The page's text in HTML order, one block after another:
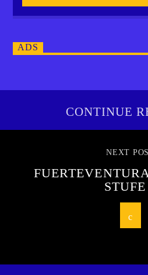
ADS
CONTINUE
NEXT
STUFE